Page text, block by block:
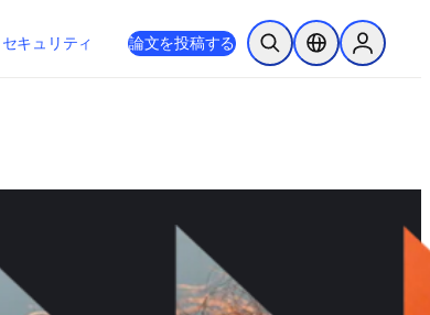
新しいタブ／ウィンドウで開く
opens in new tab/window
セキュリティ 論文を投稿する 検索を開くロケーションセ
Sign in to